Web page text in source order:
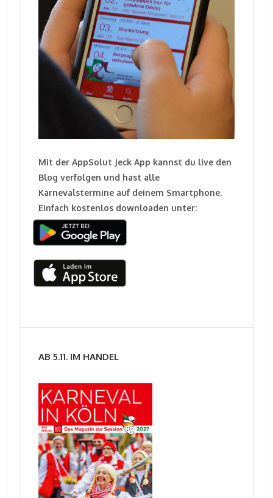
Mit der AppSolut Jeck App kannst du live den
Blog verfolgen und hast alle
Karnevalstermine auf deinem Smartphone.
Einfach kostenlos downloaden unter:
AB 5.11. IM HANDEL